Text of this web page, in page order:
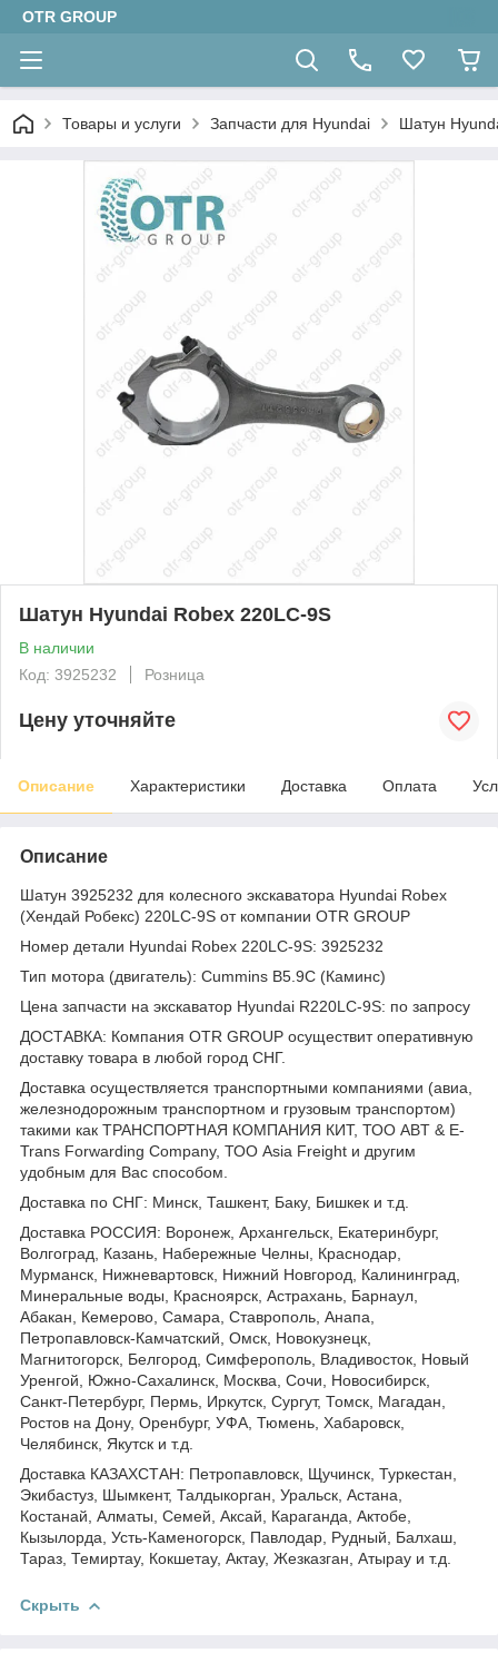
OTR GROUP
Товары и услуги Запчасти для Hyundai Шатун
Шатун Hyundai Robex 220LC-9S
В наличии
Код: 3925232
Розница
Цену уточняйте
Описание Характеристики Доставка Оплата
Описание
Шатун 3925232 для колесного экскаватора Hyundai Robex
(Хендай Робекс) 220LC-9S от компании OTR GROUP
Номер детали Hyundai Robex 220LC-9S: 3925232
Тип мотора (двигатель): Cummins B5.9C (Каминс)
Цена запчасти на экскаватор Hyundai R220LC-9S: по запросу
ДОСТАВКА: Компания OTR GROUP осуществит оперативную
доставку товара в любой город СНГ.
Доставка осуществляется транспортными компаниями (авиа,
железнодорожным транспортном и грузовым транспортом)
такими как ТРАНСПОРТНАЯ КОМПАНИЯ КИТ, ТОО ABT & E-
Trans Forwarding Company, ТОО Asia Freight и другим
удобным для Вас способом.
Доставка по СНГ: Минск, Ташкент, Баку, Бишкек и т.д.
Доставка РОССИЯ: Воронеж, Архангельск, Екатеринбург,
Волгоград, Казань, Набережные Челны, Краснодар,
Мурманск, Нижневартовск, Нижний Новгород, Калининград,
Минеральные воды, Красноярск, Астрахань, Барнаул,
Абакан, Кемерово, Самара, Ставрополь, Анапа,
Петропавловск-Камчатский, Омск, Новокузнецк,
Магнитогорск, Белгород, Симферополь, Владивосток, Новый
Уренгой, Южно-Сахалинск, Москва, Сочи, Новосибирск,
Санкт-Петербург, Пермь, Иркутск, Сургут, Томск, Магадан,
Ростов на Дону, Оренбург, УФА, Тюмень, Хабаровск,
Челябинск, Якутск и т.д.
Доставка КАЗАХСТАН: Петропавловск, Щучинск, Туркестан,
Экибастуз, Шымкент, Талдыкорган, Уральск, Астана,
Костанай, Алматы, Семей, Аксай, Караганда, Актобе,
Кызылорда, Усть-Каменогорск, Павлодар, Рудный, Балхаш,
Тараз, Темиртау, Кокшетау, Актау, Жезказган, Атырау и т.д.
Скрыть